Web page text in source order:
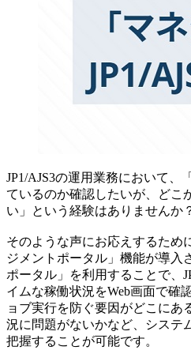
JP1/AJS3の運用業務において、
ているのか確認したいが、どこ
い」という経験はありませんか
そのような声にお応えするため
ジメントポータル」機能が導入
ポータル」を利用することで、
イムな稼働状況をWeb画面で確
ョブ実行を防ぐ要因がどこにあ
況に問題がないかなど、システ
把握することが可能です。